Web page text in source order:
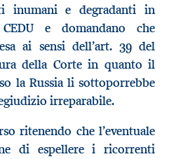
inumani e degradanti in
e domandano che
ai sensi dell’art. 39 del
della Corte in quanto il
la Russia li sottoporrebbe
irreparabile.
ritenendo che l’eventuale
di espellere i ricorrenti